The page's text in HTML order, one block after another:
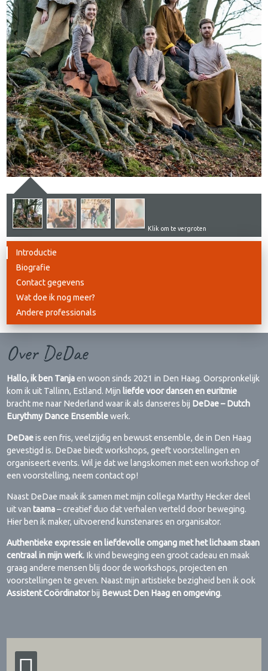
Klik om te vergroten
Introductie
Biografie
Contact gegevens
Wat doe ik nog meer?
Andere professionals
Over DeDae
Hallo, ik ben Tanjaen woon sinds 2021 in Den Haag. Oorspronkelijk
kom ik uit Tallinn, Estland. Mijnliefde voor dansen en euritmie
bracht me naar Nederland waar ik als danseres bij DeDae – Dutch
Eurythmy Dance Ensemblewerk.
DeDaeis een fris, veelzijdig en bewust ensemble, de in Den Haag
gevestigd is. DeDae biedt workshops, geeft voorstellingen en
organiseert events. Wil je dat we langskomen met een workshop of
een voorstelling, neem contact op!
Naast DeDae maak ik samen met mijn collega Marthy Hecker deel
uit vantaama– creatief duo dat verhalen verteld door beweging.
Hier ben ik maker, uitvoerend kunstenares en organisator.
Authentieke expressie en liefdevolle omgang met het lichaam staan
​​centraal in mijn werk. Ik vind beweging een groot cadeau en maak
graag andere mensen blij door de workshops, projecten en
voorstellingen te geven. Naast mijn artistieke bezigheid ben ik ook
Assistent Coördinatorbij Bewust Den Haag en omgeving.